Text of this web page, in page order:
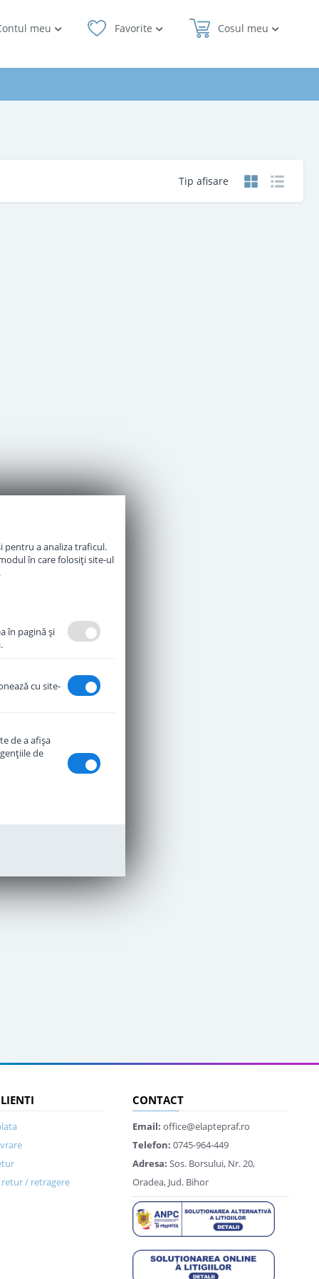
Cosul meu
Favorite
meu
Tip afisare
/ retragere
CONTACT
Email: office@elaptepraf.ro
Telefon: 0745-964-449
Adresa: Sos. Borsului, Nr. 20,
Oradea, Jud. Bihor
pentru a analiza traficul.
în care folosiți site-ul
în pagină şi
cu site-
de a afişa
de